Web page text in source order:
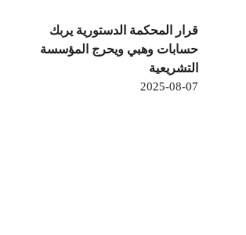
قرار المحكمة الدستورية يربك
حسابات وهبي ويحرج المؤسسة
التشريعية
2025-08-07